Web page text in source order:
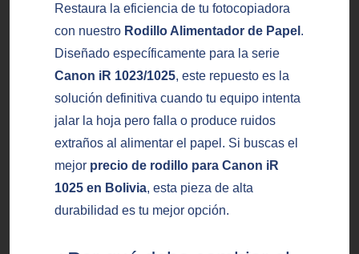
Restaura la eficiencia de tu fotocopiadora
con nuestro Rodillo Alimentador de Papel .
Diseñado específicamente para la serie
Canon iR 1023/1025, este repuesto es la
solución definitiva cuando tu equipo intenta
jalar la hoja pero falla o produce ruidos
extraños al alimentar el papel. Si buscas el
mejor precio de rodillo para Canon iR
1025 en Bolivia, esta pieza de alta
durabilidad es tu mejor opción.